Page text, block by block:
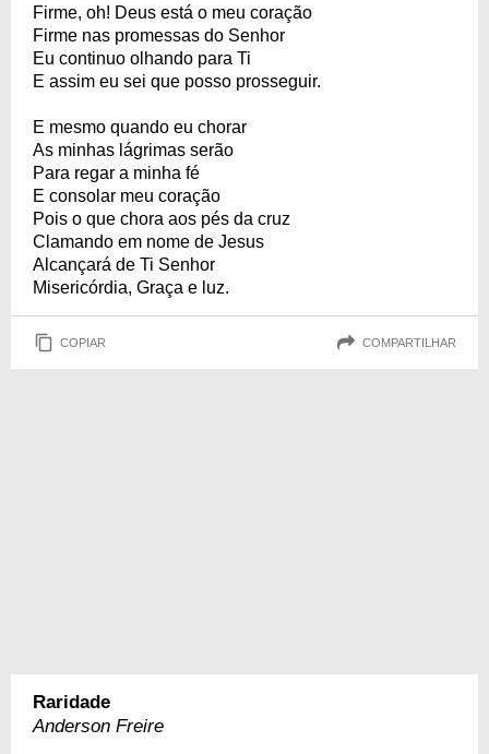
Firme, oh! Deus está o meu coração
Firme nas promessas do Senhor
Eu continuo olhando para Ti
E assim eu sei que posso prosseguir.
E mesmo quando eu chorar
As minhas lágrimas serão
Para regar a minha fé
E consolar meu coração
Pois o que chora aos pés da cruz
Clamando em nome de Jesus
Alcançará de Ti Senhor
Misericórdia, Graça e luz.
COPIAR COMPARTILHAR
Raridade
Anderson Freire